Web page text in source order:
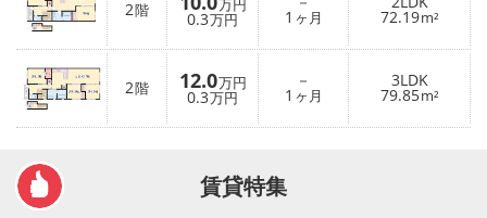
2階 万円
0.3万円 1 ヶ月 72.19m²
2階 12.0万円
0.3万円
－
1 ヶ月
3LDK
79.85m²
賃貸特集